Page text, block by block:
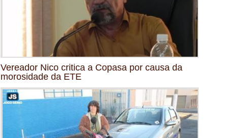
Vereador Nico critica a Copasa por causa da
morosidade da ETE